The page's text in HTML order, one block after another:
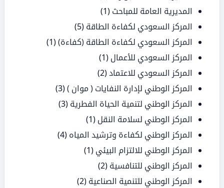
المديرية العامة للمباحث (1)
المركز السعودي لكفاءة الطاقة (5)
المركز السعودي لكفاءة الطاقة (كفاءة)(1)
المركز السعودي للأعمال (1)
المركز السعودي للاعتماد(2)
المركز الوطني لإدارة النفايات ( موان )(3)
المركز الوطني لتنمية الحياة الفطرية (3)
المركز الوطني لسلامة النقل (1)
المركز الوطني لكفاءة وترشيد المياه (4)
المركز الوطني للالتزام البيئي (1)
المركز الوطني للتنافسية (2)
المركز الوطني للتنمية الصناعية (2)